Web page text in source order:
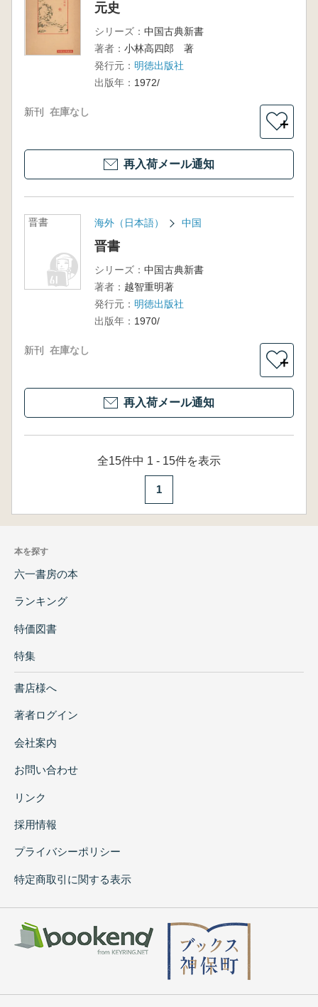
元史
シリーズ： 中国古典新書
著者： 小林高四郎 著
発行元： 明徳出版社
出版年： 1972/
新刊 在庫なし
＋
再入荷メール通知
晋書 海外（日本語） 中国
晋書
シリーズ： 中国古典新書
著者： 越智重明著
発行元： 明徳出版社
出版年： 1970/
新刊 在庫なし
＋
再入荷メール通知
全15件中 1 - 15件を表示
1
本を探す
六一書房の本
ランキング
特価図書
特集
書店様へ
著者ログイン
会社案内
お問い合わせ
リンク
採用情報
プライバシーポリシー
特定商取引に関する表示